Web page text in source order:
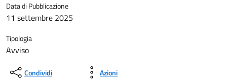
Data di Pubblicazione
11 settembre 2025
Tipologia
Avviso
Condividi Azioni